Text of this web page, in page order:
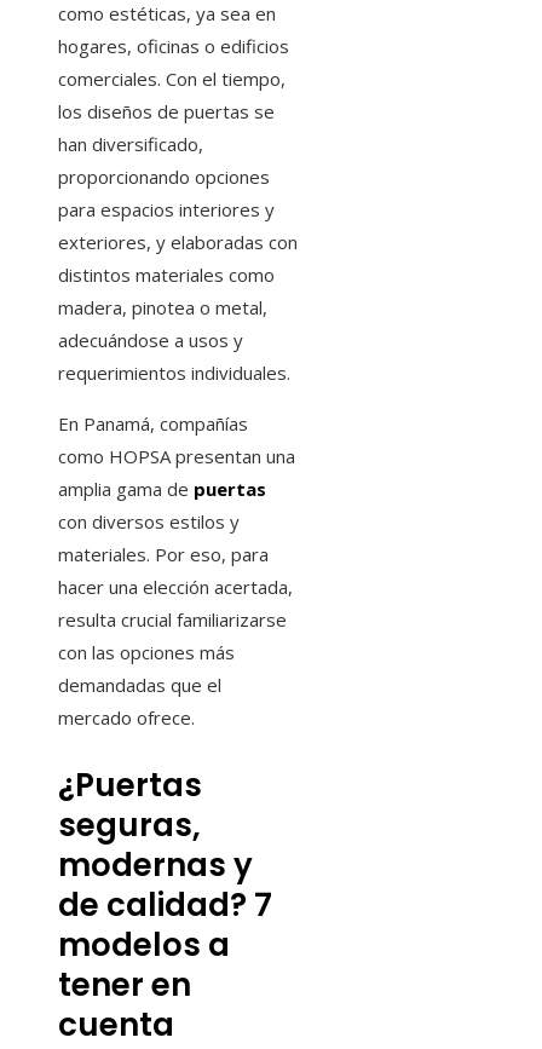
como estéticas, ya sea en
hogares, oficinas o edificios
comerciales. Con el tiempo,
los diseños de puertas se
han diversificado,
proporcionando opciones
para espacios interiores y
exteriores, y elaboradas con
distintos materiales como
madera, pinotea o metal,
adecuándose a usos y
requerimientos individuales.
En Panamá, compañías
como HOPSA presentan una
amplia gama de puertas
con diversos estilos y
materiales. Por eso, para
hacer una elección acertada,
resulta crucial familiarizarse
con las opciones más
demandadas que el
mercado ofrece.
¿Puertas
seguras,
modernas y
de calidad? 7
modelos a
tener en
cuenta